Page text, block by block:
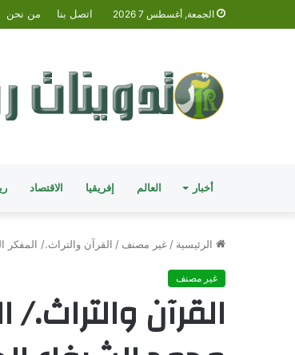
الجمعة, أغسطس 7 2026 اتصل بنا من نحن
أخبار العالم إفريقيا الاقتصاد
الرئيسية / غير مصنف / القرآن والتراث./ المفكر
غير مصنف
القرآن